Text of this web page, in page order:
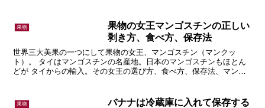
果物
果物の女王マンゴスチンの正しい
剥き方、食べ方、保存法
世界三大美果の一つにして果物の女王、マンゴスチン（マンクッ
ト）。 タイはマンゴスチンの名産地。日本のマンゴスチンもほとん
どが タイからの輸入。その女王の選び方、食べ方、保存法、マンゴ
果物 バナナは冷蔵庫に入れて保存する